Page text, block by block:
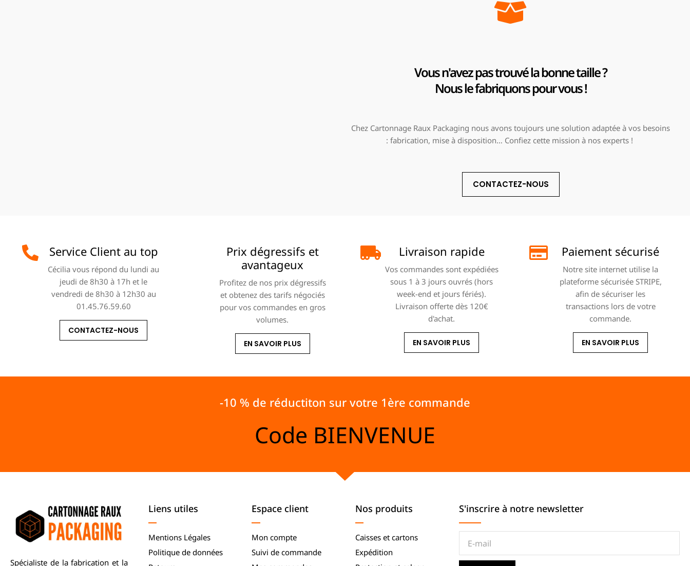
Vous n'avez pas trouvé la bonne taille ?
Nous le fabriquons pour vous !
Chez Cartonnage Raux Packaging nous avons toujours une solution adaptée à vos besoins
: fabrication, mise à disposition… Confiez cette mission à nos experts !
CONTACTEZ-NOUS
Service Client au top
Cécilia vous répond du lundi au
jeudi de 8h30 à 17h et le
vendredi de 8h30 à 12h30 au
01.45.76.59.60
CONTACTEZ-NOUS
Prix dégressifs et
avantageux
Profitez de nos prix dégressifs
et obtenez des tarifs négociés
pour vos commandes en gros
volumes.
EN SAVOIR PLUS
Livraison rapide
Vos commandes sont expédiées
sous 1 à 3 jours ouvrés (hors
week-end et jours fériés).
Livraison offerte dès 120€
d'achat.
EN SAVOIR PLUS
Paiement sécurisé
Notre site internet utilise la
plateforme sécurisée STRIPE,
afin de sécuriser les
transactions lors de votre
commande.
EN SAVOIR PLUS
-10 % de réductiton sur votre 1ère commande
Code BIENVENUE
Spécialiste de la fabrication et la
Liens utiles
Mentions Légales
Politique de données
Espace client
Mon compte
Suivi de commande
Nos produits
Caisses et cartons
Expédition
S'inscrire à notre newsletter